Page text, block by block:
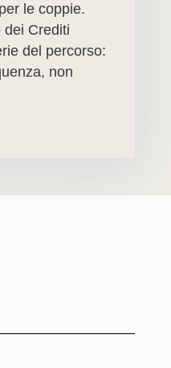
le coppie.
dei Crediti
del percorso:
non